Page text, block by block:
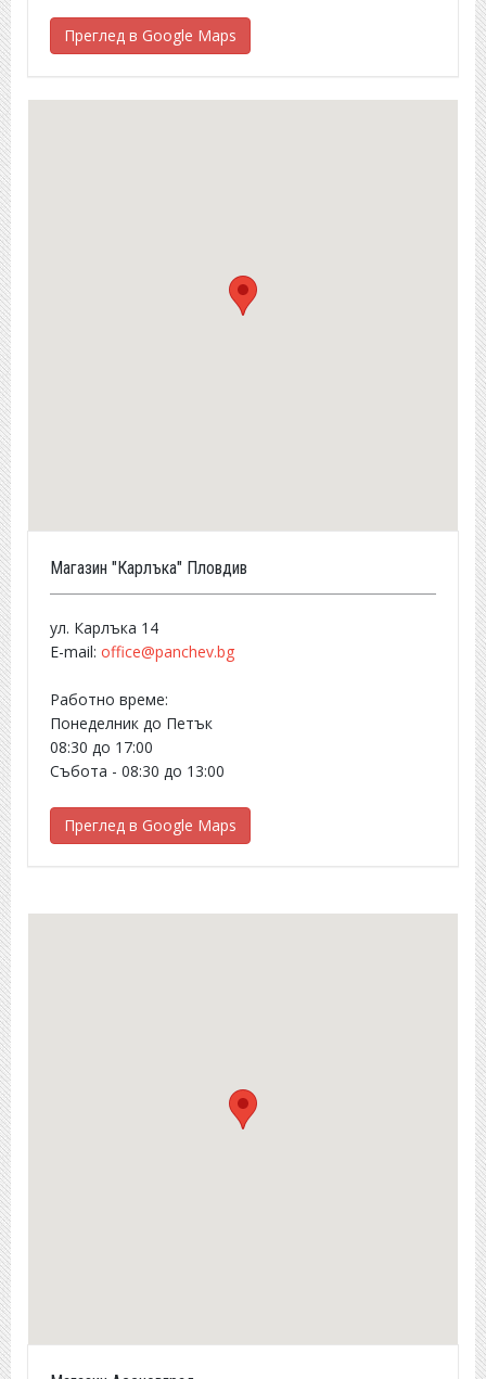
Преглед в Google Maps
Магазин "Карлъка" Пловдив
ул. Карлъка 14
E-mail: office@panchev.bg
Работно време:
Понеделник до Петък
08:30 до 17:00
Събота - 08:30 до 13:00
Преглед в Google Maps